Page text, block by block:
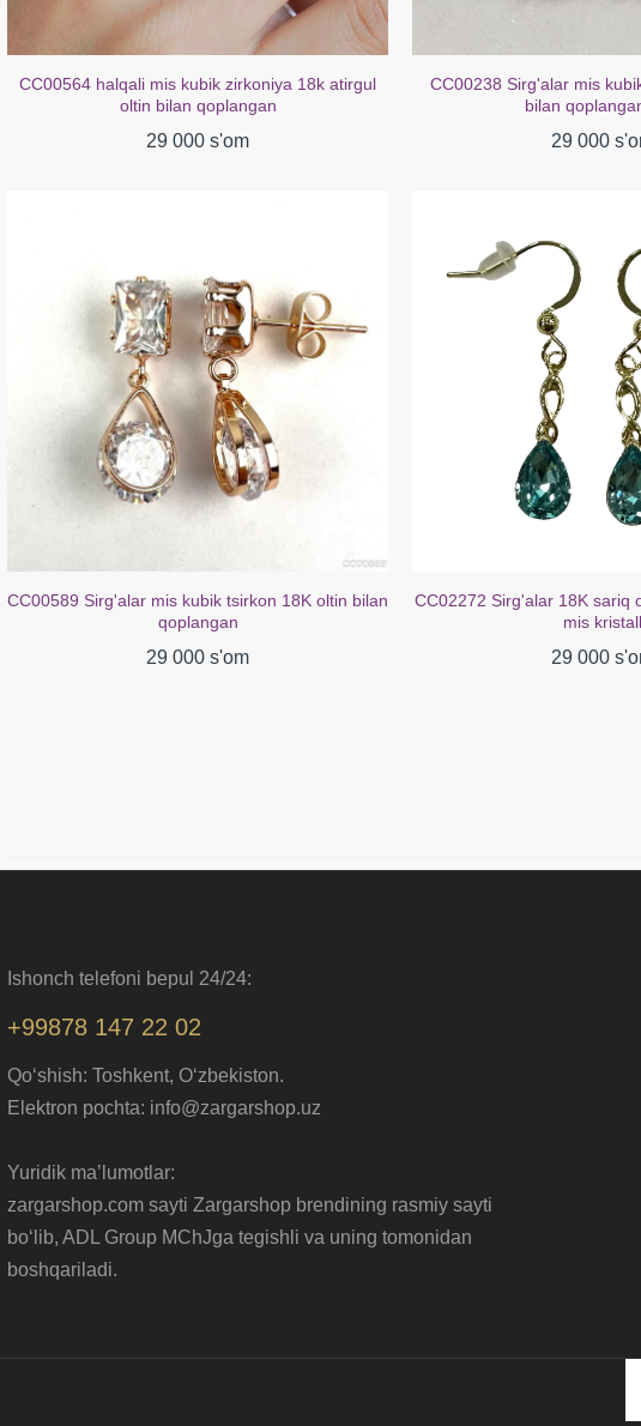
CC00564 halqali mis kubik zirkoniya 18k atirgul
oltin bilan qoplangan
29 000 s'om
CC00589 Sirg'alar mis kubik tsirkon 18K oltin bilan
qoplangan
29 000 s'om
CC00238 Sirg'alar mis
bilan
29 000
CC02272 Sirg'alar 18K sariq
mis kristall
29 000
Ishonch telefoni bepul 24/24:
+99878 147 22 02
Qo‘shish: Toshkent, O‘zbekiston.
Elektron pochta: info@zargarshop.uz
Yuridik ma’lumotlar:
zargarshop.com sayti Zargarshop brendining rasmiy sayti
bo‘lib, ADL Group MChJga tegishli va uning tomonidan
boshqariladi.